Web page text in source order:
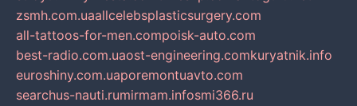
zsmh.com.uaallcelebsplasticsurgery.com
all-tattoos-for-men.compoisk-auto.com
best-radio.com.uaost-engineering.comkuryatnik.info
euroshiny.com.uaporemontuavto.com
searchus-nauti.rumirmam.infosmi366.ru